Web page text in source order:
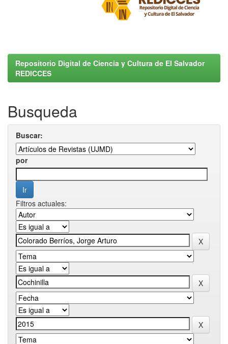
Repositorio Digital de Ciencia y Cultura de El Salvador
REDICCES
Busqueda
Buscar:
por
Filtros actuales: